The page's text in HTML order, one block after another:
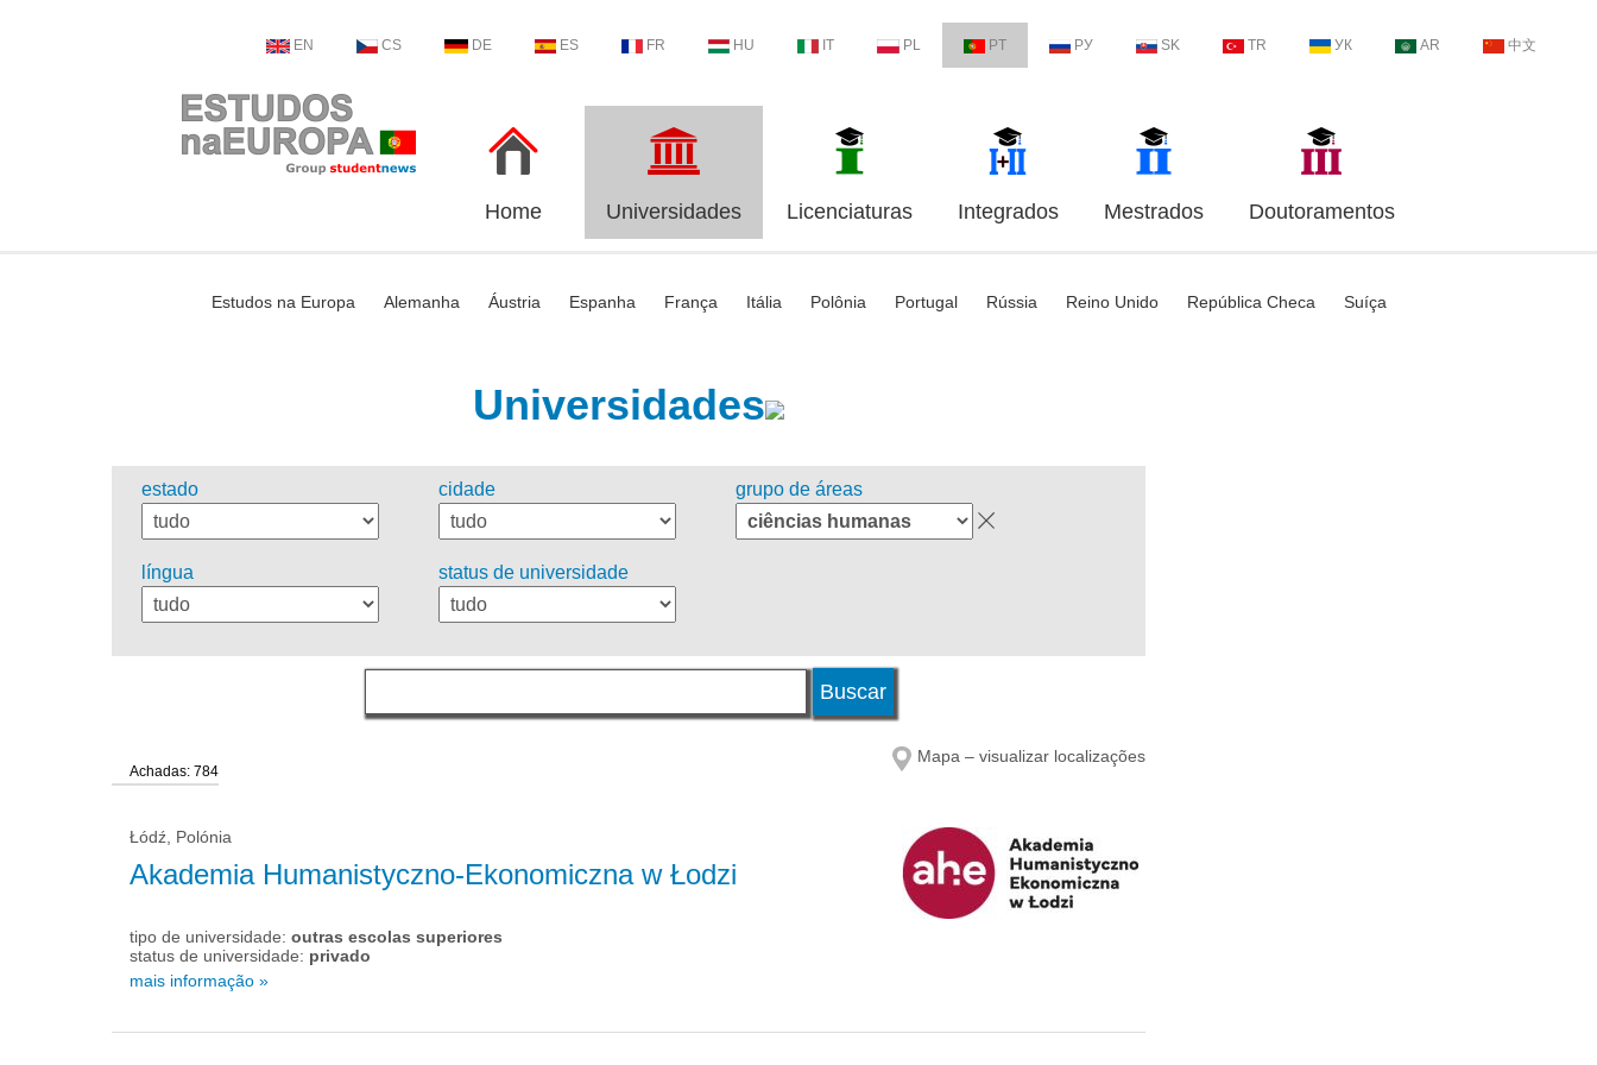
EN CS DE ES FR HU IT PL PT РУ SK TR УК AR 中文
Home Universidades Licenciaturas Integrados Mestrados Doutoramentos
Estudos na Europa Alemanha Áustria Espanha França Itália Polônia Portugal Rússia Reino Unido República Checa Suíça
Universidades
estado cidade grupo de áreas
língua status de universidade
Achadas: 784
Mapa – visualizar localizações
Łódź, Polónia
Akademia Humanistyczno-Ekonomiczna w Łodzi
tipo de universidade: outras escolas superiores
status de universidade: privado
mais informação »